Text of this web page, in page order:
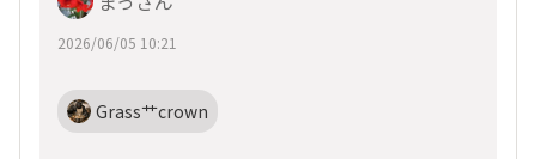
2026/06/05 10:21
Grass艹crown